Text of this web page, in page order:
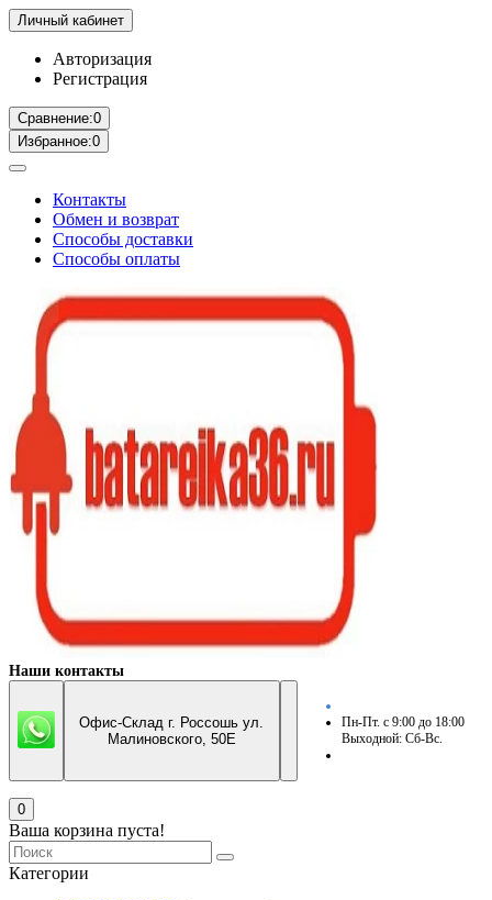
Личный кабинет
Авторизация
Регистрация
Сравнение:0
Избранное:0
Контакты
Обмен и возврат
Способы доставки
Способы оплаты
Наши контакты
Офис-Склад г. Россошь ул.
Малиновского, 50Е
Пн-Пт. с 9:00 до 18:00
Выходной: Сб-Вс.
0
Ваша корзина пуста!
Категории